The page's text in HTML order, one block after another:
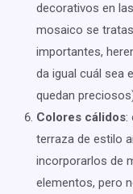
decorativos en
mosaico se
importantes,
da igual cuál sea
quedan
Colores cálidos:
terraza de estilo
incorporarlos de
elementos, pero